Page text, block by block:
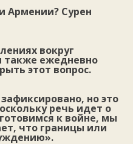
Армении? Сурен
вокруг
также ежедневно
этот вопрос.
но это
речь идет о
к войне, мы
что границы или